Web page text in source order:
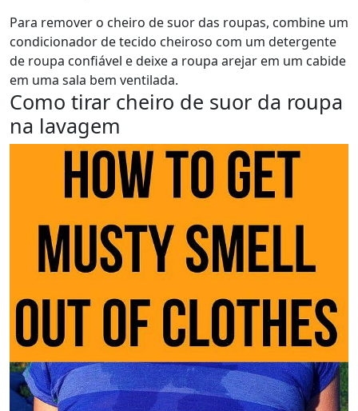
Para remover o cheiro de suor das roupas, combine um
condicionador de tecido cheiroso com um detergente
de roupa confiável e deixe a roupa arejar em um cabide
em uma sala bem ventilada.
Como tirar cheiro de suor da roupa
na lavagem